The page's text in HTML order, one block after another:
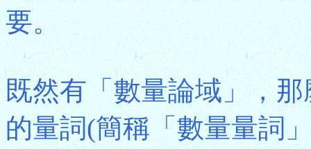
要。
既然有「數量論域」，
的量詞(簡稱「數量量詞